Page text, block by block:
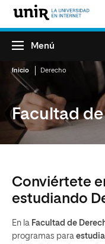
Menú
Inicio Derecho
Facultad
Conviértete
estudiando
En la Facultad de
programas para